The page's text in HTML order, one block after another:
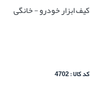
کیف ابزار خودرو - خانگی
کد کالا : 4702